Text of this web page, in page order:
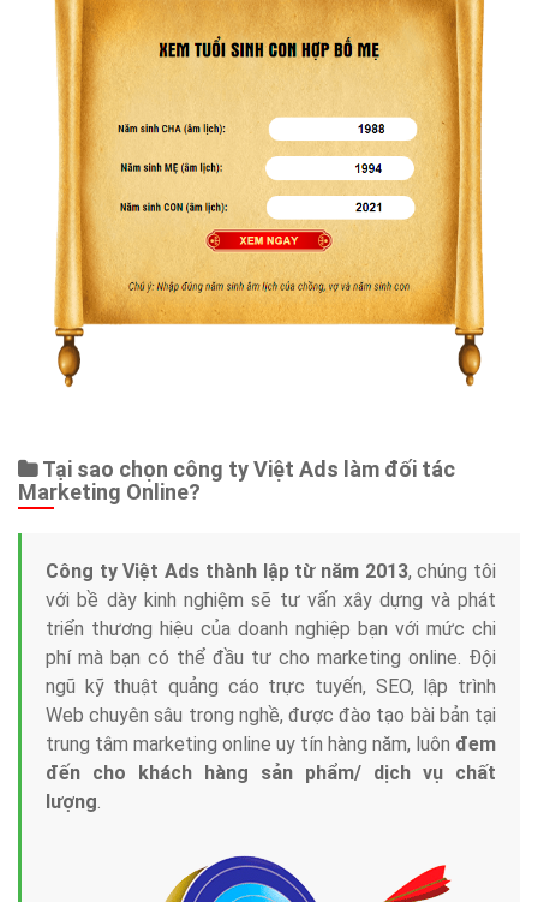
Tại sao chọn công ty Việt Ads làm đối tác
Marketing Online?
Công ty Việt Ads thành lập từ năm 2013, chúng tôi
với bề dày kinh nghiệm sẽ tư vấn xây dựng và phát
triển thương hiệu của doanh nghiệp bạn với mức chi
phí mà bạn có thể đầu tư cho marketing online. Đội
ngũ kỹ thuật quảng cáo trực tuyến, SEO, lập trình
Web chuyên sâu trong nghề, được đào tạo bài bản tại
trung tâm marketing online uy tín hàng năm, luôn đem
đến cho khách hàng sản phẩm/ dịch vụ chất
lượng.